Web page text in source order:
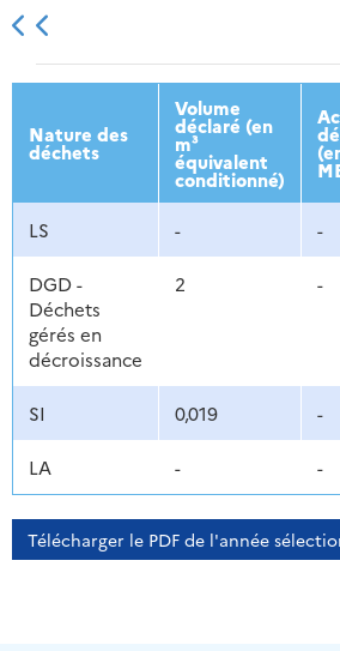
2013 2014
Nature des
déchets
Volume
déclaré (en
m³
équivalent
conditionné)
LS - -
DGD -
Déchets
gérés en
décroissance
2 -
SI 0,019 -
LA - -
Télécharger le PDF de l'année